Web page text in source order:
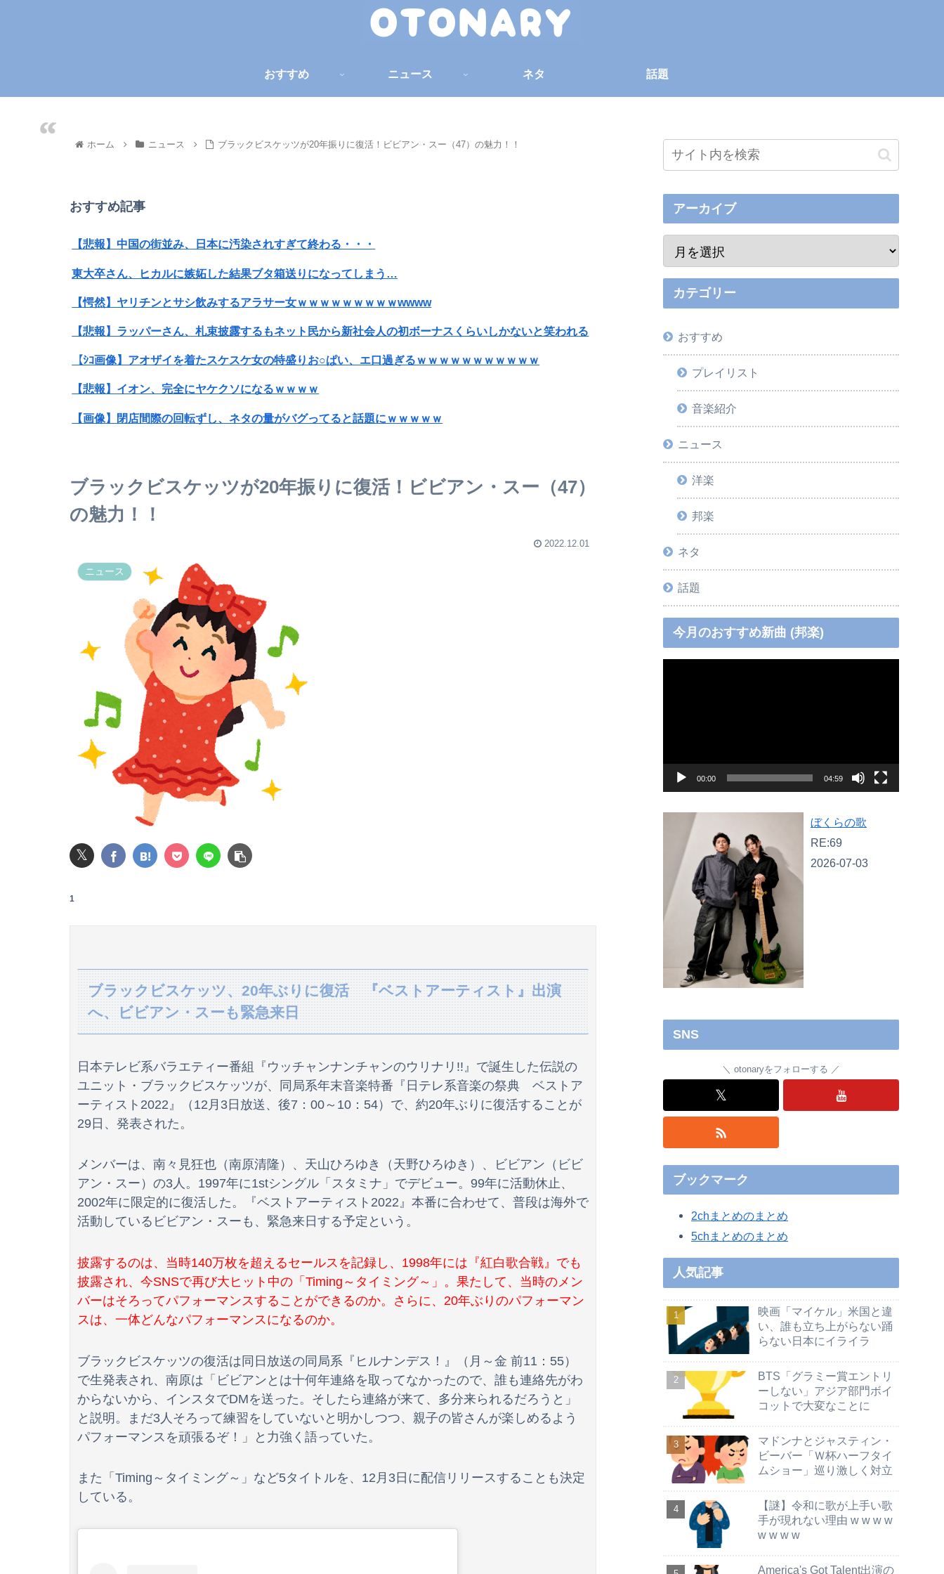
おすすめ ニュース ネタ 話題
ホーム ニュース ブラックビスケッツが20年振りに復活！ビビアン・スー（47）の魅力！！
おすすめ記事
【悲報】中国の街並み、日本に汚染されすぎて終わる・・・
東大卒さん、ヒカルに嫉妬した結果ブタ箱送りになってしまう…
【愕然】ヤリチンとサシ飲みするアラサー女ｗｗｗｗｗｗｗｗｗwwww
【悲報】ラッパーさん、札束披露するもネット民から新社会人の初ボーナスくらいしかないと笑われる
【ｼｺ画像】アオザイを着たスケスケ女の特盛りお○ぱい、エ口過ぎるｗｗｗｗｗｗｗｗｗｗｗ
【悲報】イオン、完全にヤケクソになるｗｗｗｗ
【画像】閉店間際の回転ずし、ネタの量がバグってると話題にｗｗｗｗｗ
【朗報】菅直人元総理、再評価されるｗｗｗｗｗｗｗｗｗｗｗｗｗｗｗｗｗｗ
SNSで知り合ったJK10人とS●Xしてハメ撮り770本撮ったイケメン逮捕wwwwwwwwwwwwwww
【悲報】高市PVカメラマンw w w w w
【悲報】名探偵プリキュア、前作から売上が10億円ダウンwwwwwwwww
【驚愕】名作『スーパーの裏でヤニ吸うふたり』とかいうアニメ、凄い事に気付いた！！面白いけど…
【動画】役満ボディ・岡田紗佳(32)、渾身のあたシコダンスwwwwwww
何処情報か知らんけど定期的に嘘情報を流す馬鹿がいる
【画像】妹さん、ブラジャーだけでくつろいでしまうｗｗｗwｗｗｗｗｗｗｗｗ❤
【画像】すげぇスタイルのギャル、現るｗｗｗｗｗｗｗｗｗｗｗｗ
【悲報】粗品、永久追放ｗｗｗｗｗｗｗｗｗｗｗｗｗｗｗ（証拠あり）
【朗報】及川光博さん（56）結婚ｗｗｗｗｗ
【衝撃】酔ってエ口モードになってた姉(28)のマ○コを軽く擦って喘がせた結果ｗｗｗｗｗｗｗｗｗｗｗ
『ヒツジのいらない枕』←持ってるやつちょっとこい
【画像】リアルみいちゃん、とんでもない格好でイベント出演するwwwwwwwwww
【悲報】消費税減税に反対している自民党議員9人が判明ｗｗｗｗｗｗ
THE NEUTRALのしげるさんのパチ●ココラボイベント動画が公開される！めっちゃ楽しそうだな！！！
高校の時本当に周囲と合わなくて上手くやれなかった。→飲み会で偶然同じ高校の人と出会った
【速報】日向坂46、18thシングル『イチャイチャ虫』の発売が決定！！
【ラグビー】日本代表、歴史的初勝利ならず…オーストラリアに逆転負け ８戦全敗
高市総理「物価上昇を上回る賃上げを日本に定着させる」⇒ 国家公務員月給3.51％増へ
【動画】これはお見事。中国重慶市で珍しい事故が撮影される。
【速報】赤旗配達中の共産党市議７８歳のじいさん、左に寄りすぎたか車で民家当て逃げ
3大盆休みの害悪車「常時ハイビームマン」「車間ベタ付けマン」「法定速度絶対遵守マン」
ブラックビスケッツが20年振りに復活！ビビアン・スー（47）
の魅力！！
2022.12.01
ニュース
𝕏
1
ブラックビスケッツ、20年ぶりに復活 『ベストアーティスト』出演
へ、ビビアン・スーも緊急来日
日本テレビ系バラエティー番組『ウッチャンナンチャンのウリナリ!!』で誕生した伝説の
ユニット・ブラックビスケッツが、同局系年末音楽特番『日テレ系音楽の祭典 ベストア
ーティスト2022』（12月3日放送、後7：00～10：54）で、約20年ぶりに復活することが
29日、発表された。
メンバーは、南々見狂也（南原清隆）、天山ひろゆき（天野ひろゆき）、ビビアン（ビビ
アン・スー）の3人。1997年に1stシングル「スタミナ」でデビュー。99年に活動休止、
2002年に限定的に復活した。『ベストアーティスト2022』本番に合わせて、普段は海外で
活動しているビビアン・スーも、緊急来日する予定という。
披露するのは、当時140万枚を超えるセールスを記録し、1998年には『紅白歌合戦』でも
披露され、今SNSで再び大ヒット中の「Timing～タイミング～」。果たして、当時のメン
バーはそろってパフォーマンスすることができるのか。さらに、20年ぶりのパフォーマン
スは、一体どんなパフォーマンスになるのか。
ブラックビスケッツの復活は同日放送の同局系『ヒルナンデス！』（月～金 前11：55）
で生発表され、南原は「ビビアンとは十何年連絡を取ってなかったので、誰も連絡先がわ
からないから、インスタでDMを送った。そしたら連絡が来て、多分来られるだろうと」
と説明。まだ3人そろって練習をしていないと明かしつつ、親子の皆さんが楽しめるよう
パフォーマンスを頑張るぞ！」と力強く語っていた。
また「Timing～タイミング～」など5タイトルを、12月3日に配信リリースすることも決定
している。
アーカイブ
カテゴリー
おすすめ
プレイリスト
音楽紹介
ニュース
洋楽
邦楽
ネタ
話題
今月のおすすめ新曲 (邦楽)
ー
00:00 04:59
ぼくらの歌
RE:69
2026-07-03
SNS
otonaryをフォローする
𝕏
ブックマーク
2chまとめのまとめ
5chまとめのまとめ
人気記事
映画「マイケル」米国と違
い、誰も立ち上がらない踊
らない日本にイライラ
BTS「グラミー賞エントリ
ーしない」アジア部門ボイ
コットで大変なことに
マドンナとジャスティン・
ビーバー「Ｗ杯ハーフタイ
ムショー」巡り激しく対立
【謎】令和に歌が上手い歌
手が現れない理由 w w w w
w w w w
America's Got Talent出演の